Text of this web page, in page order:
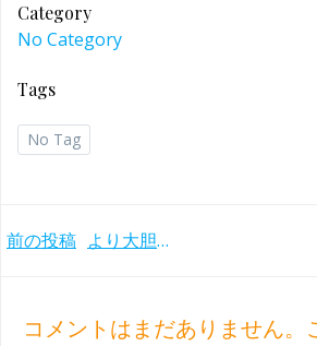
Category
No Category
Tags
No Tag
Post
前の投稿 より大胆に自由に。ブレハッチの深化 ショパンピアノ・ソナタ第2番、第3番、舟歌他 (2021年)
コメントはまだありません。